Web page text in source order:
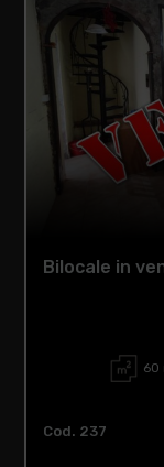
Bilocale in
60
Cod. 237